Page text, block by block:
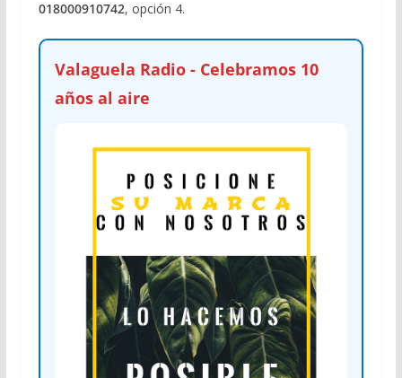
018000910742, opción 4.
Valaguela Radio - Celebramos 10
años al aire